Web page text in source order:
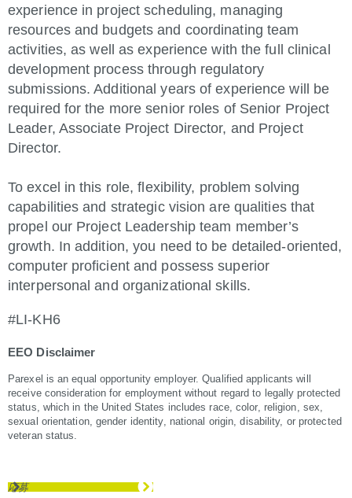
experience in project scheduling, managing
resources and budgets and coordinating team
activities, as well as experience with the full clinical
development process through regulatory
submissions. Additional years of experience will be
required for the more senior roles of Senior Project
Leader, Associate Project Director, and Project
Director.
To excel in this role, flexibility, problem solving
capabilities and strategic vision are qualities that
propel our Project Leadership team member’s
growth. In addition, you need to be detailed-oriented,
computer proficient and possess superior
interpersonal and organizational skills.
#LI-KH6
EEO Disclaimer
Parexel is an equal opportunity employer. Qualified applicants will
receive consideration for employment without regard to legally protected
status, which in the United States includes race, color, religion, sex,
sexual orientation, gender identity, national origin, disability, or protected
veteran status.
応募